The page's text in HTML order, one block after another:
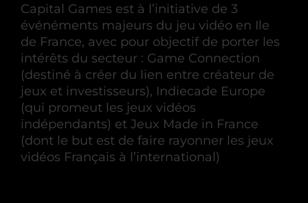
Capital Games est à l’initiative de 3
événéments majeurs du jeu vidéo en Ile
de France, avec pour objectif de porter les
intérêts du secteur : Game Connection
(destiné à créer du lien entre créateur de
jeux et investisseurs), Indiecade Europe
(qui promeut les jeux vidéos
indépendants) et Jeux Made in France
(dont le but est de faire rayonner les jeux
vidéos Français à l’international)